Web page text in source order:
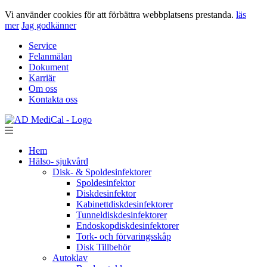
Vi använder cookies för att förbättra webbplatsens prestanda. läs
mer Jag godkänner
Service
Felanmälan
Dokument
Karriär
Om oss
Kontakta oss
Hem
Hälso- sjukvård
Disk- & Spoldesinfektorer
Spoldesinfektor
Diskdesinfektor
Kabinettdiskdesinfektorer
Tunneldiskdesinfektorer
Endoskopdiskdesinfektorer
Tork- och förvaringsskåp
Disk Tillbehör
Autoklav